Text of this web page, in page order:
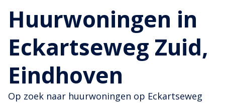
Huurwoningen in
Eckartseweg Zuid,
Eindhoven
Op zoek naar huurwoningen op Eckartseweg